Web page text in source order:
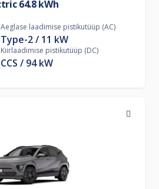
64.8 kWh
Aeglase laadimise pistikutüüp (AC)
Type-2 11 kW
Kiirlaadimise pistikutüüp (DC)
CCS 94kW